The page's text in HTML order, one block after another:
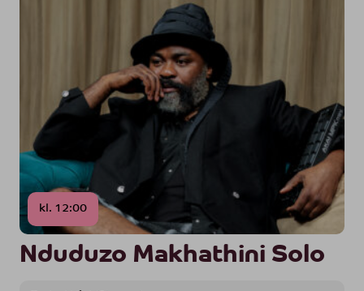
kl. 12:00
Nduduzo Makhathini Solo